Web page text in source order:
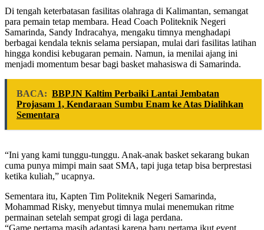
Di tengah keterbatasan fasilitas olahraga di Kalimantan, semangat
para pemain tetap membara. Head Coach Politeknik Negeri
Samarinda, Sandy Indracahya, mengaku timnya menghadapi
berbagai kendala teknis selama persiapan, mulai dari fasilitas latihan
hingga kondisi kebugaran pemain. Namun, ia menilai ajang ini
menjadi momentum besar bagi basket mahasiswa di Samarinda.
BACA: BBPJN Kaltim Perbaiki Lantai Jembatan
Projasam 1, Kendaraan Sumbu Enam ke Atas Dialihkan
Sementara
“Ini yang kami tunggu-tunggu. Anak-anak basket sekarang bukan
cuma punya mimpi main saat SMA, tapi juga tetap bisa berprestasi
ketika kuliah,” ucapnya.
Sementara itu, Kapten Tim Politeknik Negeri Samarinda,
Mohammad Risky, menyebut timnya mulai menemukan ritme
permainan setelah sempat grogi di laga perdana.